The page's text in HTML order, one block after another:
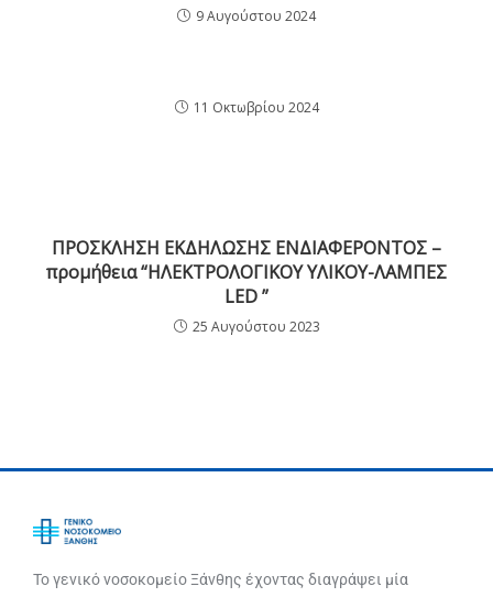
9 Αυγούστου 2024
11 Οκτωβρίου 2024
ΠΡΟΣΚΛΗΣΗ ΕΚΔΗΛΩΣΗΣ ΕΝΔΙΑΦΕΡΟΝΤΟΣ –
προμήθεια “ΗΛΕΚΤΡΟΛΟΓΙΚΟΥ ΥΛΙΚΟΥ-ΛΑΜΠΕΣ
LED ”
25 Αυγούστου 2023
Το γενικό νοσοκομείο Ξάνθης έχοντας διαγράψει μία